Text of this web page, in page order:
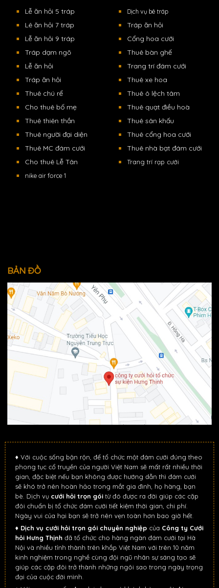
Lễ ăn hỏi 5 tráp
Lê ăn hỏi 7 tráp
Lễ ăn hỏi 9 tráp
Tráp dạm ngõ
Lễ ăn hỏi
Tráp ăn hỏi
Thuê chú rể
Cho thuê bố mẹ
Thuê thiên thần
Thuê người đại diện
Thuê MC đám cưới
Cho thuê Lễ Tân
nike air force 1
Dịch vụ bê tráp
Tráp ăn hỏi
Cổng hoa cưới
Thuê bàn ghế
Trang trí đám cưới
Thuê xe hoa
Thuê ô lệch tâm
Thuê quạt điều hoà
Thuê sân khấu
Thuê cổng hoa cưới
Thuê nhà bạt đám cưới
Trang trí rạp cưới
BẢN ĐỒ
♦ Với cuộc sống bận rộn, để tổ chức một đám cưới đúng theo
phong tục cổ truyền của người Việt Nam sẽ mất rất nhiều thời
gian, đặc biệt nếu bạn không được hướng dẫn thì đám cưới
sẽ khó trở nên hoàn hảo trong mắt gia đình, họ hàng, bạn
bè. Dịch vụ cưới hỏi trọn gói từ đó được ra đời giúp các cặp
đôi chuẩn bị tổ chức đám cưới tiết kiệm thời gian, chi phí.
Ngày vui của hại bạn sẽ trở nên vẹn toàn hơn bao giờ hết.
♦ Dịch vụ cưới hỏi trọn gói chuyên nghiệp của Công ty Cưới
hỏi Hưng Thịnh đã tổ chức cho hàng ngàn đám cưới tại Hà
Nội và nhiều tỉnh thành trên khắp Việt Nam với trên 10 năm
kinh nghiệm trong nghề cùng đội ngũ nhân sự sáng tạo sẽ
giúp các cặp đôi trở thành những ngôi sao trong ngày trọng
đại của cuộc đời mình.